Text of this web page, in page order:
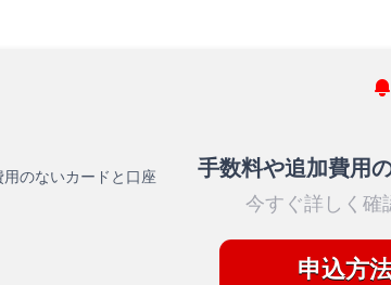
手数料や追加費用
今すぐ詳しく確
申込方